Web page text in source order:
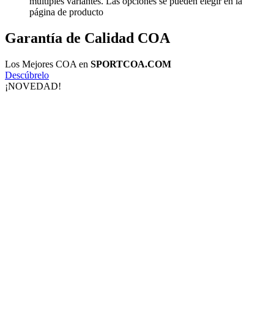
página de producto
Garantía de Calidad COA
Los Mejores COA en SPORTCOA.COM
Descúbrelo
¡NOVEDAD!